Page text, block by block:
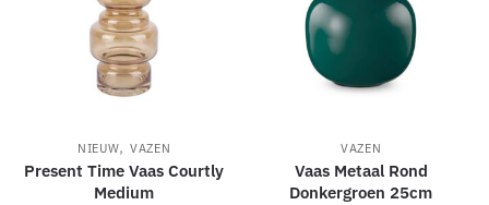
NIEUW, VAZEN
Present Time Vaas Courtly
Medium
VAZEN
Vaas Metaal Rond
Donkergroen 25cm